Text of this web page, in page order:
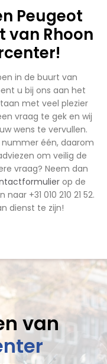
Peugeot
van Rhoon
in de buurt van
u bij ons aan het
met veel plezier
vraag te gek en wij
wens te vervullen.
één, daarom
om veilig de
vraag? Neem dan
op de
+31 010 210 21 52.
dienst te zijn!
van